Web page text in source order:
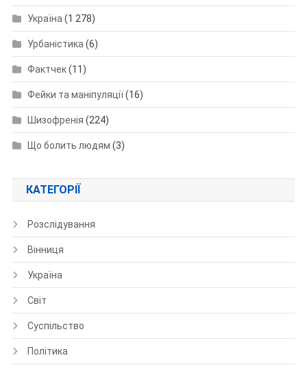
Україна(1 278)
Урбаністика(6)
Фактчек(11)
Фейки та маніпуляції(16)
Шизофренія (224)
Що болить людям (3)
КАТЕГОРІЇ
Розслідування
Вінниця
Україна
Світ
Суспільство
Політика